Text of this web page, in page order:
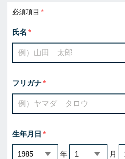
必須項目
氏名
フリガナ
生年月日
年 月